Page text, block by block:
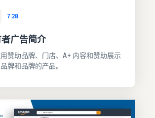
7:28
广告简介
赞助品牌、门店、A+ 内容和赞助展示
牌和品牌的产品。